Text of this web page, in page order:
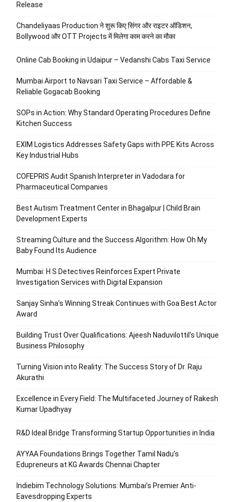
Release
Chandeliyaas Production ने शुरू किए सिंगर और राइटर ऑडिशन,
Bollywood और OTT Projects में मिलेगा काम करने का मौका
Online Cab Booking in Udaipur – Vedanshi Cabs Taxi Service
Mumbai Airport to Navsari Taxi Service – Affordable &
Reliable Gogacab Booking
SOPs in Action: Why Standard Operating Procedures Define
Kitchen Success
EXIM Logistics Addresses Safety Gaps with PPE Kits Across
Key Industrial Hubs
COFEPRIS Audit Spanish Interpreter in Vadodara for
Pharmaceutical Companies
Best Autism Treatment Center in Bhagalpur | Child Brain
Development Experts
Streaming Culture and the Success Algorithm: How Oh My
Baby Found Its Audience
Mumbai: H S Detectives Reinforces Expert Private
Investigation Services with Digital Expansion
Sanjay Sinha’s Winning Streak Continues with Goa Best Actor
Award
Building Trust Over Qualifications: Ajeesh Naduvilottil’s Unique
Business Philosophy
Turning Vision into Reality: The Success Story of Dr. Raju
Akurathi
Excellence in Every Field: The Multifaceted Journey of Rakesh
Kumar Upadhyay
R&D Ideal Bridge Transforming Startup Opportunities in India
AYYAA Foundations Brings Together Tamil Nadu’s
Edupreneurs at KG Awards Chennai Chapter
Indiebim Technology Solutions: Mumbai’s Premier Anti-
Eavesdropping Experts